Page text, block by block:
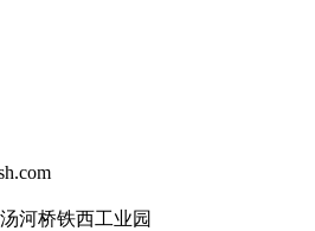
河桥铁西工业园